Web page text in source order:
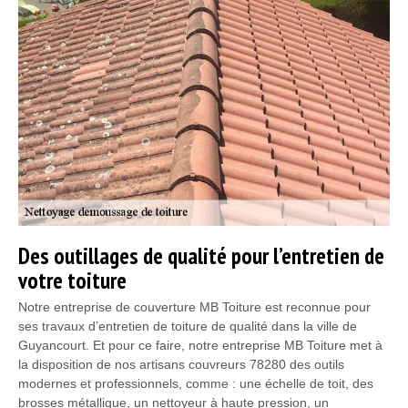
Des outillages de qualité pour l’entretien de
votre toiture
Notre entreprise de couverture MB Toiture est reconnue pour
ses travaux d’entretien de toiture de qualité dans la ville de
Guyancourt. Et pour ce faire, notre entreprise MB Toiture met à
la disposition de nos artisans couvreurs 78280 des outils
modernes et professionnels, comme : une échelle de toit, des
brosses métallique, un nettoyeur à haute pression, un